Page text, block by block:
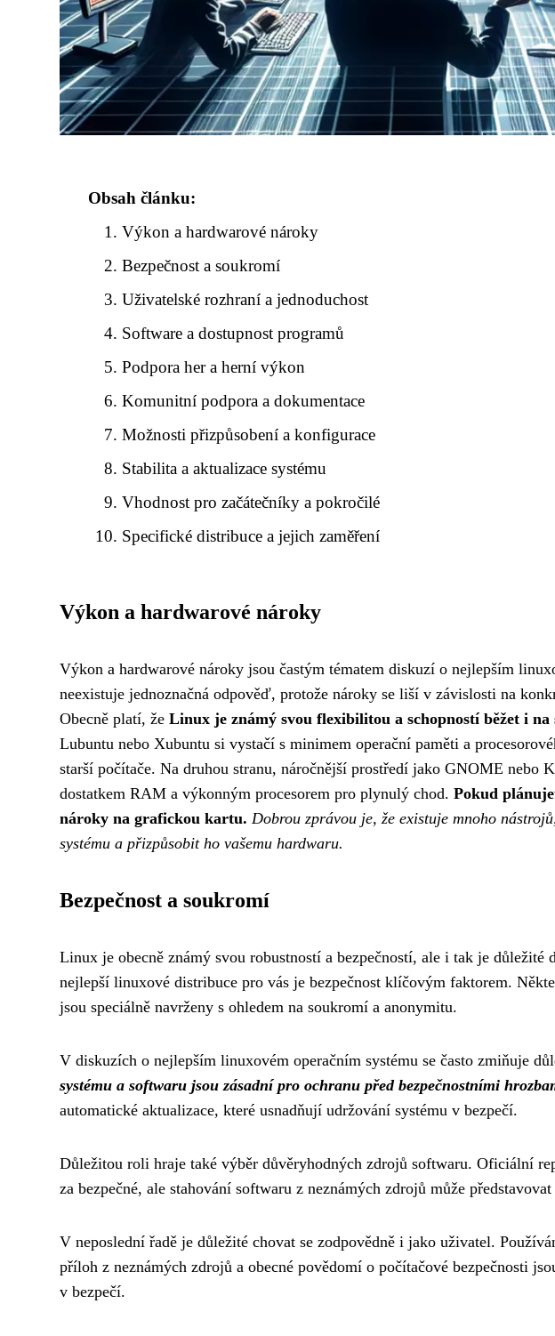
Obsah článku:
Výkon a hardwarové nároky
Bezpečnost a soukromí
Uživatelské rozhraní a jednoduchost
Software a dostupnost programů
Podpora her a herní výkon
Komunitní podpora a dokumentace
Možnosti přizpůsobení a konfigurace
Stabilita a aktualizace systému
Vhodnost pro začátečníky a pokročilé
Specifické distribuce a jejich zaměření
Výkon a hardwarové nároky
Výkon a hardwarové nároky jsou častým tématem diskuzí o nejlepším
neexistuje jednoznačná odpověď, protože nároky se liší v závislosti na
Obecně platí, že Linux je známý svou flexibilitou a schopností běžet i
Lubuntu nebo Xubuntu si vystačí s minimem operační paměti a
starší počítače. Na druhou stranu, náročnější prostředí jako GNOME nebo
dostatkem RAM a výkonným procesorem pro plynulý chod. Pokud
nároky na grafickou kartu. Dobrou zprávou je, že existuje mnoho
systému a přizpůsobit ho vašemu hardwaru.
Bezpečnost a soukromí
Linux je obecně známý svou robustností a bezpečností, ale i tak je důležité
nejlepší linuxové distribuce pro vás je bezpečnost klíčovým faktorem.
jsou speciálně navrženy s ohledem na soukromí a anonymitu.
V diskuzích o nejlepším linuxovém operačním systému se často zmiňuje
systému a softwaru jsou zásadní pro ochranu před bezpečnostními
automatické aktualizace, které usnadňují udržování systému v bezpečí.
Důležitou roli hraje také výběr důvěryhodných zdrojů softwaru. Oficiální
za bezpečné, ale stahování softwaru z neznámých zdrojů může
V neposlední řadě je důležité chovat se zodpovědně i jako uživatel.
příloh z neznámých zdrojů a obecné povědomí o počítačové bezpečnosti
v bezpečí.